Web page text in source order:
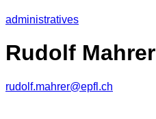
administratives
Rudolf Mahrer
rudolf.mahrer@epfl.ch